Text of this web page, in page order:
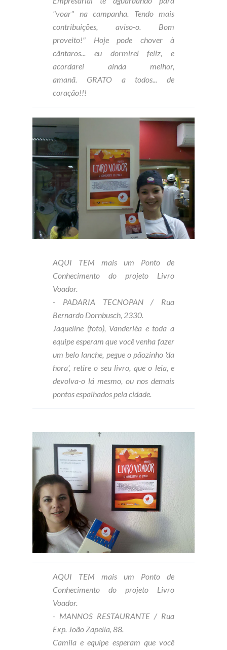
"voar" na campanha. Tendo mais
contribuições, aviso-o. Bom
proveito!" Hoje pode chover à
cântaros... eu dormirei feliz, e
acordarei ainda melhor,
amanã. GRATO a todos... de
coração!!!
AQUI TEM mais um Ponto de
Conhecimento do projeto Livro
Voador.
- PADARIA TECNOPAN / Rua
Bernardo Dornbusch, 2330.
Jaqueline (foto), Vanderléa e toda a
equipe esperam que você venha fazer
um belo lanche, pegue o pãozinho 'da
hora', retire o seu livro, que o leia, e
devolva-o lá mesmo, ou nos demais
pontos espalhados pela cidade.
AQUI TEM mais um Ponto de
Conhecimento do projeto Livro
Voador.
- MANNOS RESTAURANTE / Rua
Exp. João Zapella, 88.
Camila e equipe esperam que você